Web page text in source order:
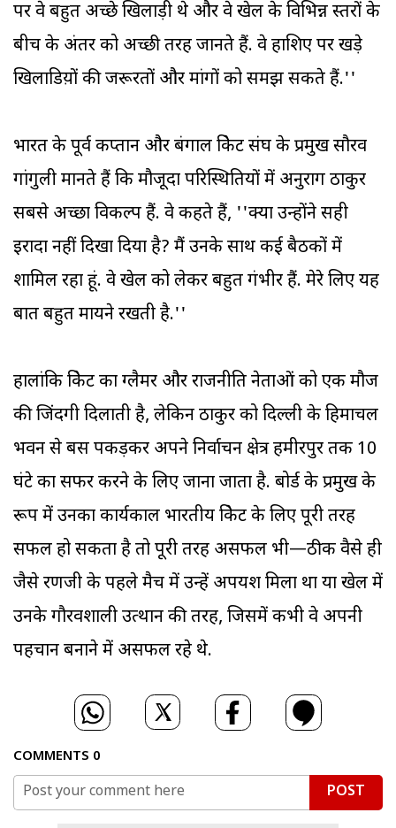
पर वे बहुत अच्छे खिलाड़ी थे और वे खेल के विभिन्न स्तरों के
बीच के अंतर को अच्छी तरह जानते हैं. वे हाशिए पर खड़े
खिलाडिय़ों की जरूरतों और मांगों को समझ सकते हैं.''
भारत के पूर्व कप्तान और बंगाल क्रिकेट संघ के प्रमुख सौरव
गांगुली मानते हैं कि मौजूदा परिस्थितियों में अनुराग ठाकुर
सबसे अच्छा विकल्प हैं. वे कहते हैं, ''क्या उन्होंने सही
इरादा नहीं दिखा दिया है? मैं उनके साथ कई बैठकों में
शामिल रहा हूं. वे खेल को लेकर बहुत गंभीर हैं. मेरे लिए यह
बात बहुत मायने रखती है.''
हालांकि क्रिकेट का ग्लैमर और राजनीति नेताओं को एक मौज
की जिंदगी दिलाती है, लेकिन ठाकुर को दिल्ली के हिमाचल
भवन से बस पकड़कर अपने निर्वाचन क्षेत्र हमीरपुर तक 10
घंटे का सफर करने के लिए जाना जाता है. बोर्ड के प्रमुख के
रूप में उनका कार्यकाल भारतीय क्रिकेट के लिए पूरी तरह
सफल हो सकता है तो पूरी तरह असफल भी—ठीक वैसे ही
जैसे रणजी के पहले मैच में उन्हें अपयश मिला था या खेल में
उनके गौरवशाली उत्थान की तरह, जिसमें कभी वे अपनी
पहचान बनाने में असफल रहे थे.
COMMENTS 0
POST